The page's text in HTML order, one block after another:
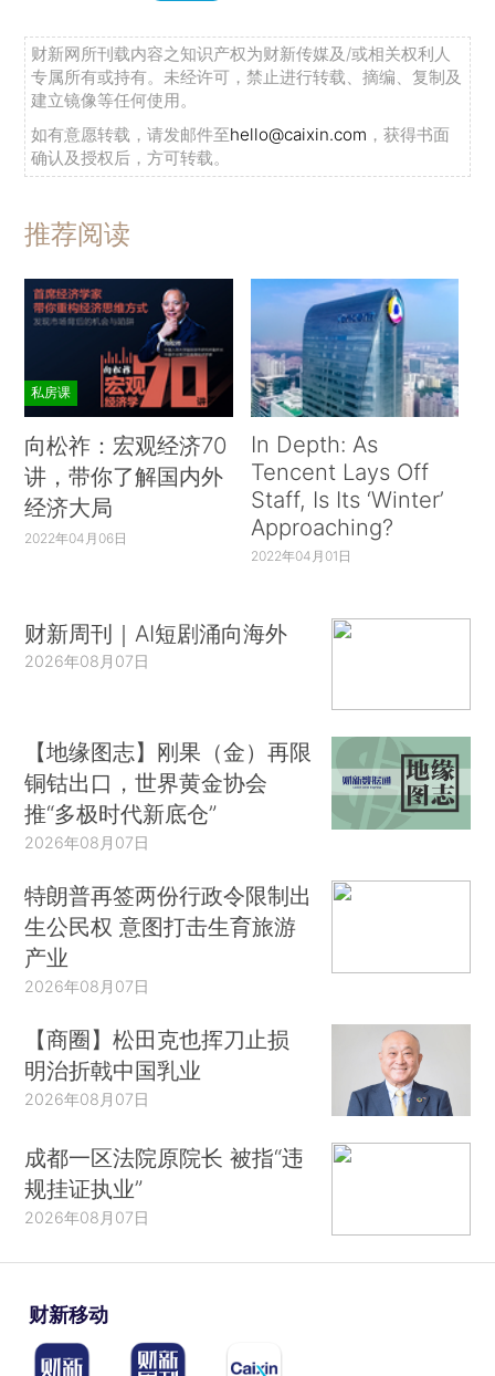
财新网所刊载内容之知识产权为财新传媒及/或相关权利人
专属所有或持有。未经许可，禁止进行转载、摘编、复制及
建立镜像等任何使用。
如有意愿转载，请发邮件至hello@caixin.com ，获得书面
确认及授权后，方可转载。
推荐阅读
私房课
向松祚：宏观经济70
讲，带你了解国内外
经济大局
2022年04月06日
In Depth: As
Tencent Lays Off
Staff, Is Its ‘Winter’
Approaching?
2022年04月01日
财新周刊｜AI短剧涌向海外
2026年08月07日
【地缘图志】刚果（金）再限
铜钴出口，世界黄金协会
推“多极时代新底仓”
2026年08月07日
特朗普再签两份行政令限制出
生公民权 意图打击生育旅游
产业
2026年08月07日
【商圈】松田克也挥刀止损
明治折戟中国乳业
2026年08月07日
成都一区法院原院长 被指“违
规挂证执业”
2026年08月07日
财新移动